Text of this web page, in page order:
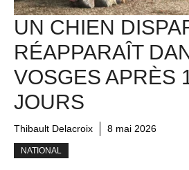
UN CHIEN
RÉAPPARAÎT
VOSGES APRÈS
JOURS
Thibault Delacroix 8 mai 2026
NATIONAL